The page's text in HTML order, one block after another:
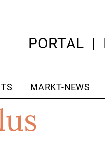
PORTAL
MARKT-NEWS